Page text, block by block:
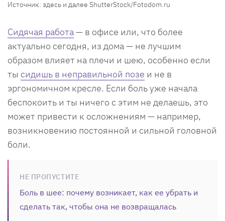
Источник: здесь и далее ShutterStock/Fotodom.ru
Сидячая работа— в офисе или, что более
актуально сегодня, из дома — не лучшим
образом влияет на плечи и шею, особенно если
ты сидишь в неправильной позе и не в
эргономичном кресле. Если боль уже начала
беспокоить и ты ничего с этим не делаешь, это
может привести к осложнениям — например,
возникновению постоянной и сильной головной
боли.
НЕ ПРОПУСТИТЕ
Боль в шее: почему возникает, как ее убрать и
сделать так, чтобы она не возвращалась